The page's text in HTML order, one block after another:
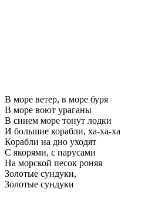
В море ветер, в море буря
В море воют ураганы
В синем море тонут лодки
И большие корабли, ха-ха-ха
Корабли на дно уходят
С якорями, с парусами
На морской песок роняя
Золотые сундуки,
Золотые сундуки